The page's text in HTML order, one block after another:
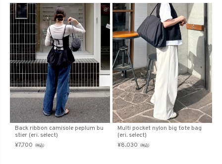
Back ribbon camisole peplum bu
stier (eri. select)
¥7,700 （税込）
Multi pocket nylon big tote bag
(eri. select)
¥8,030 （税込）